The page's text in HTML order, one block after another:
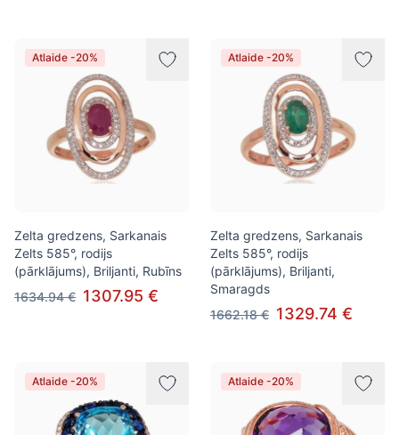
Atlaide -20%
Zelta gredzens, Sarkanais
Zelts 585°, rodijs
(pārklājums), Briljanti, Rubīns
1634.94 € 1307.95 €
Atlaide -20%
Zelta gredzens, Sarkanais
Zelts 585°, rodijs
(pārklājums), Briljanti,
Smaragds
1662.18 € 1329.74 €
Atlaide -20% Atlaide -20%